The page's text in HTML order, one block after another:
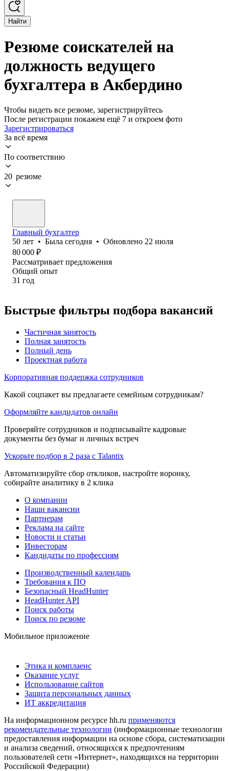
Найти
Резюме соискателей на
должность ведущего
бухгалтера в Акбердино
Чтобы видеть все резюме, зарегистрируйтесь
После регистрации покажем ещё 7 и откроем фото
Зарегистрироваться
За всё время
По соответствию
20 резюме
Главный бухгалтер
50 лет • Была сегодня • Обновлено 22 июля
80 000 ₽
Рассматривает предложения
Общий опыт
31 год
Быстрые фильтры подбора вакансий
Частичная занятость
Полная занятость
Полный день
Проектная работа
Корпоративная поддержка сотрудников
Какой соцпакет вы предлагаете семейным сотрудникам?
Оформляйте кандидатов онлайн
Проверяйте сотрудников и подписывайте кадровые
документы без бумаг и личных встреч
Ускорьте подбор в 2 раза с Talantix
Автоматизируйте сбор откликов, настройте воронку,
собирайте аналитику в 2 клика
О компании
Наши вакансии
Партнерам
Реклама на сайте
Новости и статьи
Инвесторам
Кандидаты по профессиям
Производственный календарь
Требования к ПО
Безопасный HeadHunter
HeadHunter API
Поиск работы
Поиск по резюме
Мобильное приложение
Этика и комплаенс
Оказание услуг
Использование сайтов
Защита персональных данных
ИТ аккредитация
На информационном ресурсе hh.ru применяются
рекомендательные технологии (информационные технологии
предоставления информации на основе сбора, систематизации
и анализа сведений, относящихся к предпочтениям
пользователей сети «Интернет», находящихся на территории
Российской Федерации)